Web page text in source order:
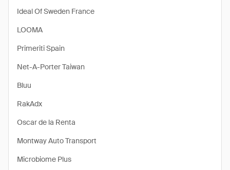
Ideal Of Sweden France
LOOMA
Primeriti Spain
Net-A-Porter Taiwan
Bluu
RakAdx
Oscar de la Renta
Montway Auto Transport
Microbiome Plus